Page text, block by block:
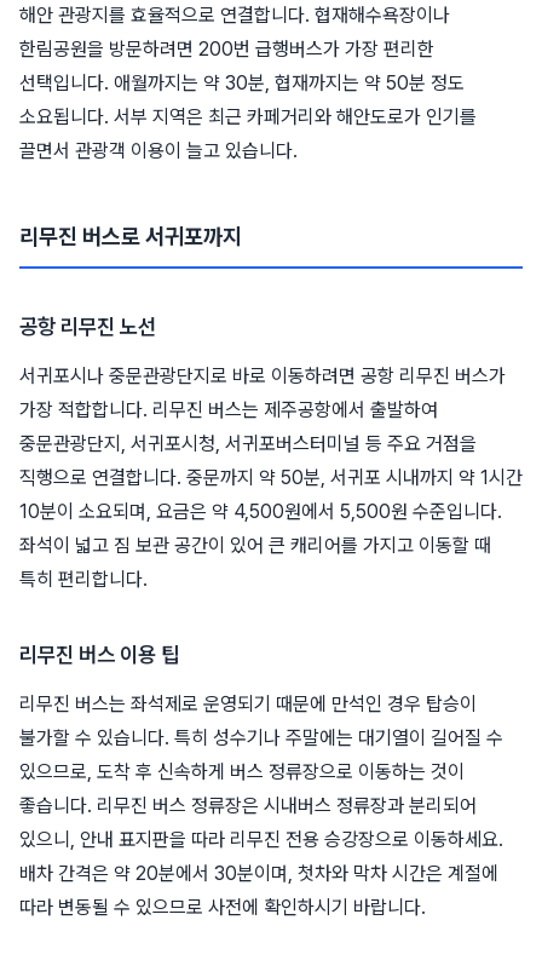
해안 관광지를 효율적으로 연결합니다. 협재해수욕장이나
한림공원을 방문하려면 200번 급행버스가 가장 편리한
선택입니다. 애월까지는 약 30분, 협재까지는 약 50분 정도
소요됩니다. 서부 지역은 최근 카페거리와 해안도로가 인기를
끌면서 관광객 이용이 늘고 있습니다.
리무진 버스로 서귀포까지
공항 리무진 노선
서귀포시나 중문관광단지로 바로 이동하려면 공항 리무진 버스가
가장 적합합니다. 리무진 버스는 제주공항에서 출발하여
중문관광단지, 서귀포시청, 서귀포버스터미널 등 주요 거점을
직행으로 연결합니다. 중문까지 약 50분, 서귀포 시내까지 약 1시간
10분이 소요되며, 요금은 약 4,500원에서 5,500원 수준입니다.
좌석이 넓고 짐 보관 공간이 있어 큰 캐리어를 가지고 이동할 때
특히 편리합니다.
리무진 버스 이용 팁
리무진 버스는 좌석제로 운영되기 때문에 만석인 경우 탑승이
불가할 수 있습니다. 특히 성수기나 주말에는 대기열이 길어질 수
있으므로, 도착 후 신속하게 버스 정류장으로 이동하는 것이
좋습니다. 리무진 버스 정류장은 시내버스 정류장과 분리되어
있으니, 안내 표지판을 따라 리무진 전용 승강장으로 이동하세요.
배차 간격은 약 20분에서 30분이며, 첫차와 막차 시간은 계절에
따라 변동될 수 있으므로 사전에 확인하시기 바랍니다.